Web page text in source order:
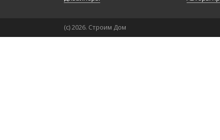
(с) 2026. Строим Дом